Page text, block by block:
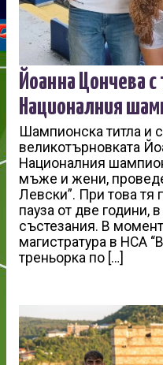
Йоанна Цончева
Националния
Шампионска титла и
великотърновката
Националния
мъже и жени,
Левски”. При това тя
пауза от две години,
състезания. В
магистратура в НСА
треньорка по […]